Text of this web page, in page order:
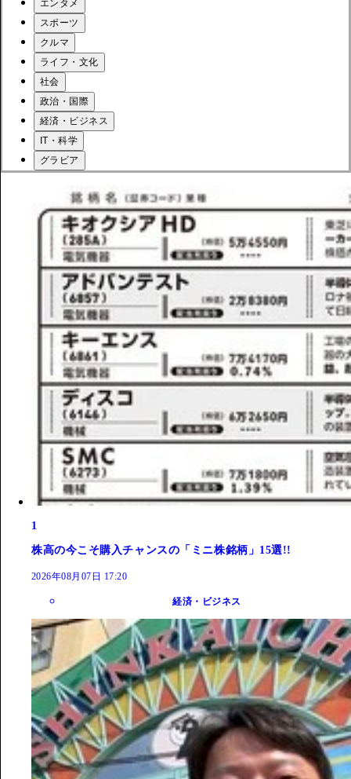
エンタメ
スポーツ
クルマ
ライフ・文化
社会
政治・国際
経済・ビジネス
IT・科学
グラビア
1
株高の今こそ購入チャンスの「ミニ株銘柄」15選!!
2026年08月07日 17:20
経済・ビジネス